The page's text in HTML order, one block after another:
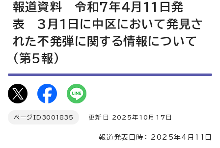
報道資料 令和7年4月11日発
表 3月1日に中区において発見さ
れた不発弾に関する情報について
（第5報）
ページID 3001835 更新日 2025年10月17日
報道発表日時： 2025年4月11日